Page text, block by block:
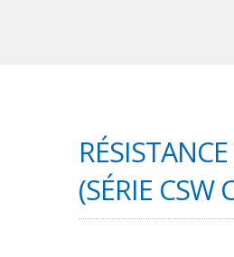
(SÉRIE CSW